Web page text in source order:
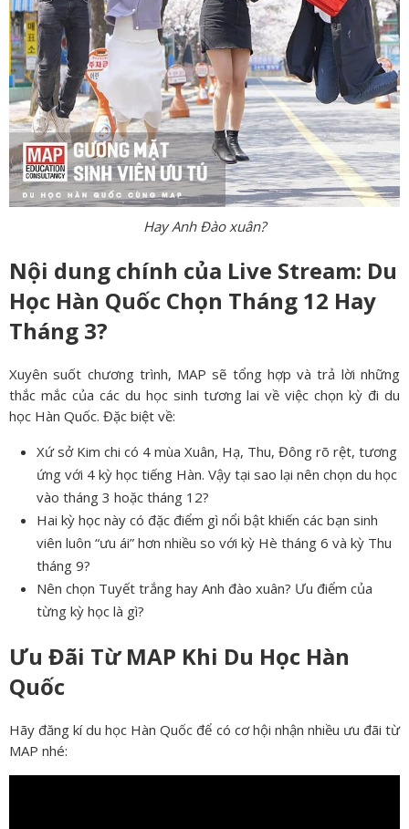
Hay Anh Đào xuân?
Nội dung chính của Live Stream: Du
Học Hàn Quốc Chọn Tháng 12 Hay
Tháng 3?
Xuyên suốt chương trình, MAP sẽ tổng hợp và trả lời những
thắc mắc của các du học sinh tương lai về việc chọn kỳ đi du
học Hàn Quốc. Đặc biệt về:
Xứ sở Kim chi có 4 mùa Xuân, Hạ, Thu, Đông rõ rệt, tương
ứng với 4 kỳ học tiếng Hàn. Vậy tại sao lại nên chọn du học
vào tháng 3 hoặc tháng 12?
Hai kỳ học này có đặc điểm gì nổi bật khiến các bạn sinh
viên luôn “ưu ái” hơn nhiều so với kỳ Hè tháng 6 và kỳ Thu
tháng 9?
Nên chọn Tuyết trắng hay Anh đào xuân? Ưu điểm của
từng kỳ học là gì?
Ưu Đãi Từ MAP Khi Du Học Hàn
Quốc
Hãy đăng kí du học Hàn Quốc để có cơ hội nhận nhiều ưu đãi từ
MAP nhé: